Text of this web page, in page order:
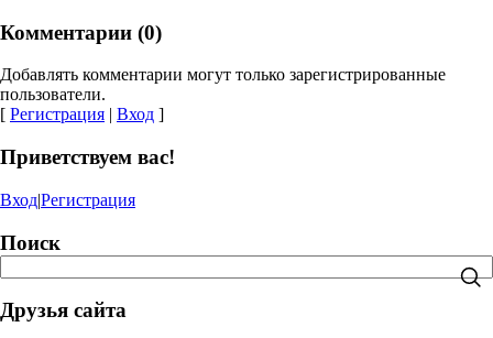
Комментарии (0)
Добавлять комментарии могут только зарегистрированные
пользователи.
[ Регистрация Вход ]
Приветствуем вас!
Вход|Регистрация
Поиск
Друзья сайта